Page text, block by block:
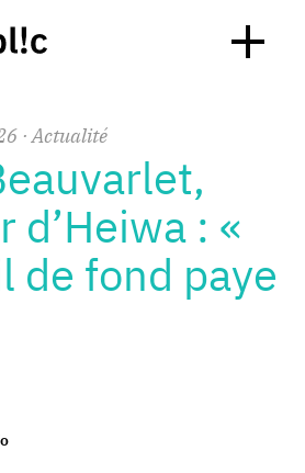
· Actualité
d’Heiwa : «
de fond paye